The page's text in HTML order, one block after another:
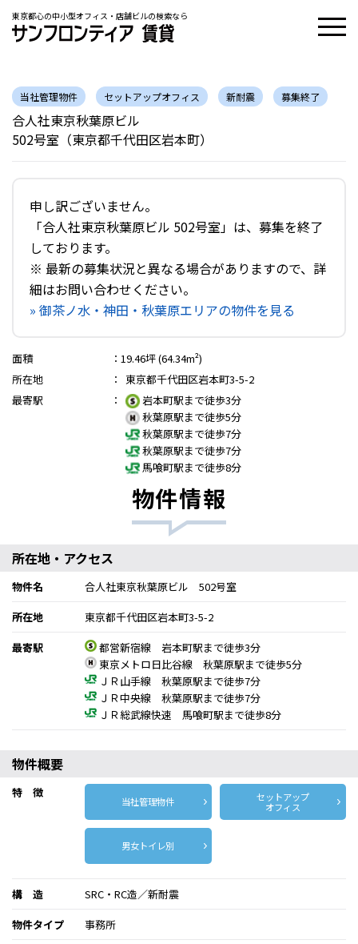
東京都心の中小型オフィス・店舗ビルの検索なら
当社管理物件 セットアップオフィス 新耐震 募集終了
合人社東京秋葉原ビル
502号室（東京都千代田区岩本町）
申し訳ございません。
「合人社東京秋葉原ビル 502号室」は、募集を終了
しております。
※ 最新の募集状況と異なる場合がありますので、詳
細はお問い合わせください。
» 御茶ノ水・神田・秋葉原エリアの物件を見る
面積 ： 19.46坪 (64.34m²)
所在地
：
東京都千代田区岩本町3-5-2
最寄駅
：
岩本町駅まで徒歩3分
秋葉原駅まで徒歩5分
秋葉原駅まで徒歩7分
秋葉原駅まで徒歩7分
馬喰町駅まで徒歩8分
物件情報
所在地・アクセス
物件名
合人社東京秋葉原ビル 502号室
所在地
東京都千代田区岩本町3-5-2
最寄駅
都営新宿線 岩本町駅まで徒歩3分
東京メトロ日比谷線 秋葉原駅まで徒歩5分
ＪＲ山手線 秋葉原駅まで徒歩7分
ＪＲ中央線 秋葉原駅まで徒歩7分
ＪＲ総武線快速 馬喰町駅まで徒歩8分
物件概要
特 徴
当社管理物件
セットアップ
オフィス
男女トイレ別
構 造
SRC・RC造／新耐震
物件タイプ
事務所